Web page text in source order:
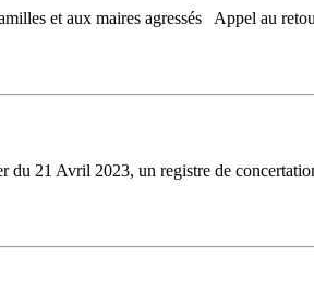
et aux maires agressés Appel au
Avril 2023, un registre de concertation